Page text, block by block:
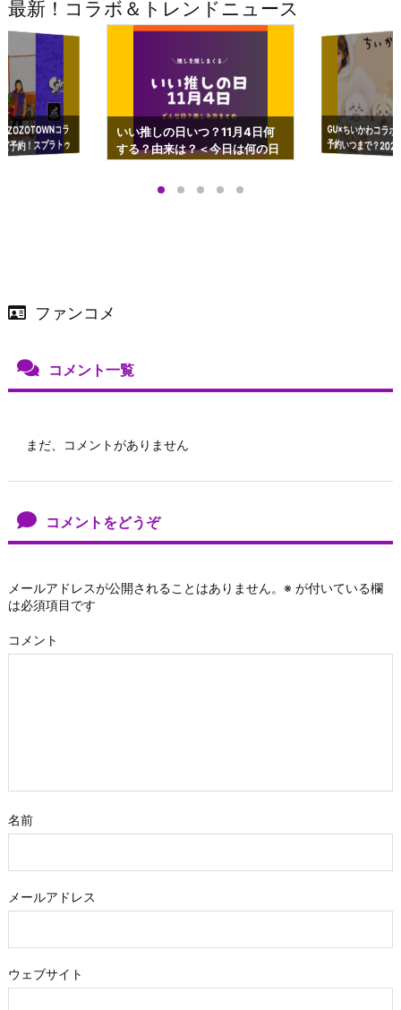
最新！コラボ＆トレンドニュース
コラ
予約！スプラトゥ
ップも渋谷Hz
いい推しの日いつ？11月4日何
する？由来は？＜今日は何の日
GU×ちいかわコラ
予約いつまで？
ーチやショルダー
ファンコメ
コメント一覧
まだ、コメントがありません
コメントをどうぞ
メールアドレスが公開されることはありません。 ※ が付いている欄
は必須項目です
コメント
名前
メールアドレス
ウェブサイト